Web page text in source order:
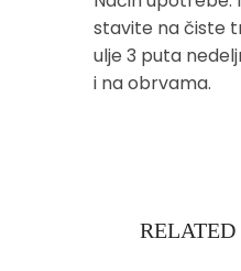
stavite na čiste
ulje 3 puta
i na obrvama.
RELATED